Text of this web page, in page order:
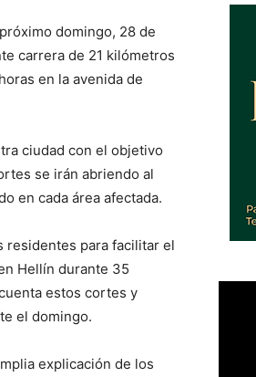
domingo, 28 de
carrera de 21 kilómetros
en la avenida de
ciudad con el objetivo
se irán abriendo al
en cada área afectada.
residentes para facilitar el
Hellín durante 35
estos cortes y
el domingo.
explicación de los